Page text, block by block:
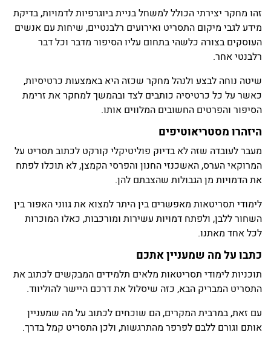
זהו מחקר יצירתי הכולל למשחל בניית ביוגרפיות לדמויות, בדיקת
מידע לגבי מיקום התסריט ואירועים רלבנטיים, שיחות עם אנשים
העוסקים בצורה כלשהי בתחום עליו הסיפור מדבר וכל דבר
רלבנטי אחר.
שיטה נוחה לבצע ולנהל מחקר שכזה היא באמצעות כרטיסיות,
כאשר על כל כרטיסיה כותבים לצד ובהמשך למחקר את זרימת
הסיפור והפרטים החשובים המלווים אותו.
היזהרו מסטריאוטיפים
מעבר לעובדה שזה לא בדיוק פוליטיקלי קורקט לכתוב תסריט על
המרוקאי הערס, האשכנזי החנון והפרסי הקמצן, לא תוכלו לפתח
את הדמויות מן הגבולות שהצבתם להן.
לימודי תסריטאות מאפשרים בין היתר למצוא את גווני האפור בין
השחור ללבן, ולפתח דמויות עשירות ומורכבות, כאלו המוכרות
לכל אחד מאתנו.
כתבו על מה שמעניין אתכם
תוכניות לימודי תסריטאות מלאים תלמידים המבקשים לכתוב את
התסריט המבריק הבא, כזה שיסלול את דרכם היישר להוליווד.
עם זאת, במרבית המקרים, הם שוכחים לכתוב על מה שמעניין
אותם וגורם ללבם לפרפר מהתרגשות, ולכן התסריט קמל בדרך.